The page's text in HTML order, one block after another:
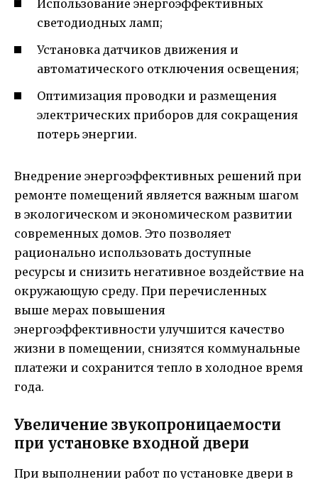
Использование энергоэффективных
светодиодных ламп;
Установка датчиков движения и
автоматического отключения освещения;
Оптимизация проводки и размещения
электрических приборов для сокращения
потерь энергии.
Внедрение энергоэффективных решений при
ремонте помещений является важным шагом
в экологическом и экономическом развитии
современных домов. Это позволяет
рационально использовать доступные
ресурсы и снизить негативное воздействие на
окружающую среду. При перечисленных
выше мерах повышения
энергоэффективности улучшится качество
жизни в помещении, снизятся коммунальные
платежи и сохранится тепло в холодное время
года.
Увеличение звукопроницаемости
при установке входной двери
При выполнении работ по установке двери в